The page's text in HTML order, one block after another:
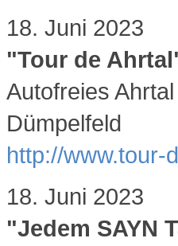
18. Juni 2023
"Tour de
Autofreies
Dümpelfeld
http://www.tour-
18. Juni 2023
"Jedem SAYN